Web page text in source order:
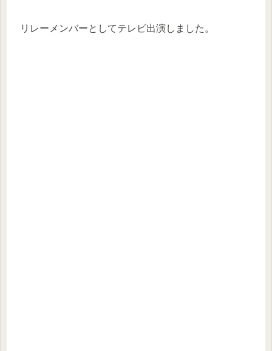
リレーメンバーとしてテレビ出演しました。